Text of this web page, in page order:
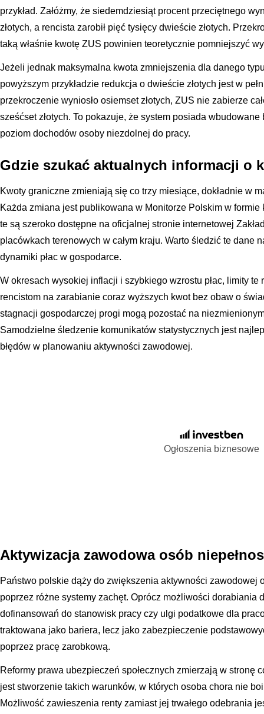
przykład. Załóżmy, że siedemdziesiąt procent przeciętnego
złotych, a rencista zarobił pięć tysięcy dwieście złotych.
taką właśnie kwotę ZUS powinien teoretycznie pomniejszyć
Jeżeli jednak maksymalna kwota zmniejszenia dla danego
powyższym przykładzie redukcja o dwieście złotych jest w
przekroczenie wyniosło osiemset złotych, ZUS nie zabierze
sześćset złotych. To pokazuje, że system posiada
poziom dochodów osoby niezdolnej do pracy.
Gdzie szukać aktualnych informacji o
Kwoty graniczne zmieniają się co trzy miesiące, dokładnie w
Każda zmiana jest publikowana w Monitorze Polskim w
te są szeroko dostępne na oficjalnej stronie internetowej
placówkach terenowych w całym kraju. Warto śledzić te dane
dynamiki płac w gospodarce.
W okresach wysokiej inflacji i szybkiego wzrostu płac, limity
rencistom na zarabianie coraz wyższych kwot bez obaw o
stagnacji gospodarczej progi mogą pozostać na
Samodzielne śledzenie komunikatów statystycznych jest
błędów w planowaniu aktywności zawodowej.
Ogłoszenia biznesowe
Aktywizacja zawodowa osób
Państwo polskie dąży do zwiększenia aktywności zawodowej
poprzez różne systemy zachęt. Oprócz możliwości dorabiania
dofinansowań do stanowisk pracy czy ulgi podatkowe dla
traktowana jako bariera, lecz jako zabezpieczenie
poprzez pracę zarobkową.
Reformy prawa ubezpieczeń społecznych zmierzają w stronę
jest stworzenie takich warunków, w których osoba chora nie
Możliwość zawieszenia renty zamiast jej trwałego odebrania